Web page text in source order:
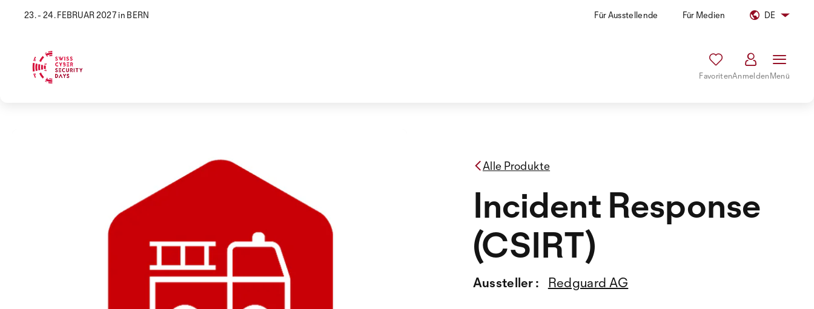
23. - 24. FEBRUAR 2027 in BERN Für Ausstellende Für Medien DE
FavoritenAnmeldenMenü
Alle Produkte
Incident Response
(CSIRT)
Aussteller : Redguard AG